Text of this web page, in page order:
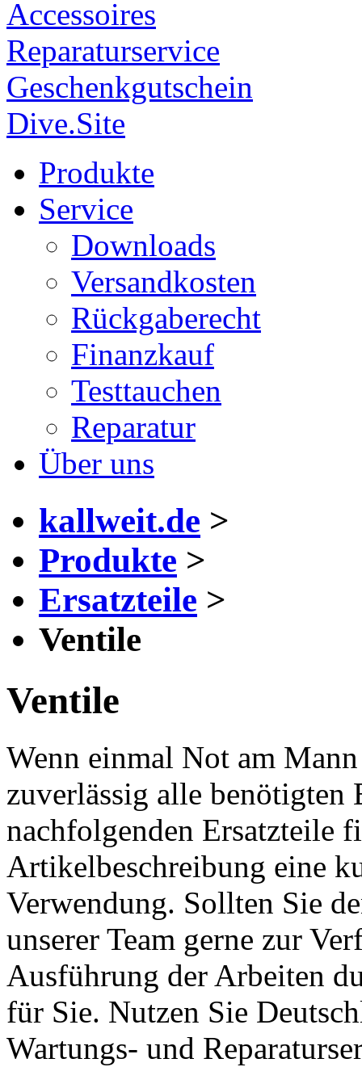
Accessoires
Reparaturservice
Geschenkgutschein
Dive.Site
Produkte
Service
Downloads
Versandkosten
Rückgaberecht
Finanzkauf
Testtauchen
Reparatur
Über uns
kallweit.de >
Produkte >
Ersatzteile >
Ventile
Ventile
Wenn einmal Not am
zuverlässig alle benötigten
nachfolgenden Ersatzteile
Artikelbeschreibung eine
Verwendung. Sollten Sie
unserer Team gerne zur
Ausführung der Arbeiten
für Sie. Nutzen Sie
Wartungs- und